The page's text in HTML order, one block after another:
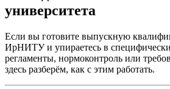
университета
Если вы готовите выпускную
ИрНИТУ и упираетесь в
регламенты, нормоконтроль или
здесь разберём, как с этим работать.